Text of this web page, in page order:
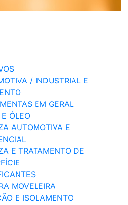
/ INDUSTRIAL E
EM GERAL
ÓLEO
AUTOMOTIVA E
E TRATAMENTO DE
MOVELEIRA
E ISOLAMENTO